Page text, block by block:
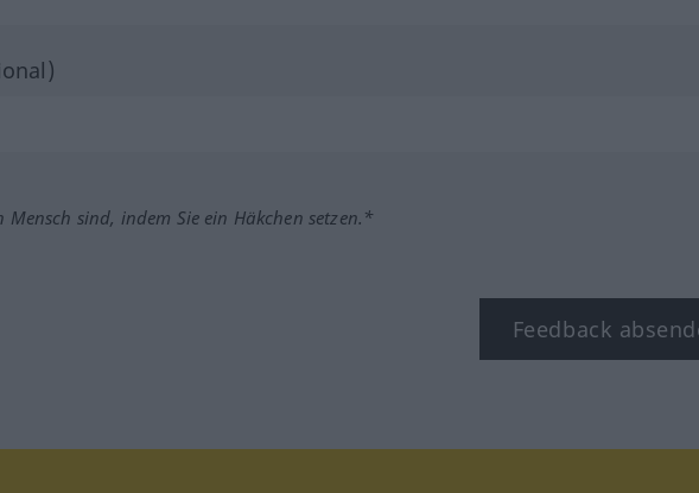
Mensch sind, indem Sie ein Häkchen setzen.*
Feedback